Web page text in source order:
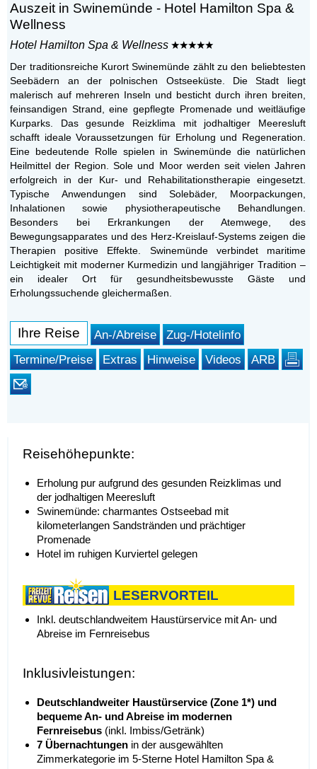
Auszeit in Swinemünde - Hotel Hamilton Spa &
Wellness
Hotel Hamilton Spa & Wellness
Der traditionsreiche Kurort Swinemünde zählt zu den beliebtesten
Seebädern an der polnischen Ostseeküste. Die Stadt liegt
malerisch auf mehreren Inseln und besticht durch ihren breiten,
feinsandigen Strand, eine gepflegte Promenade und weitläufige
Kurparks. Das gesunde Reizklima mit jodhaltiger Meeresluft
schafft ideale Voraussetzungen für Erholung und Regeneration.
Eine bedeutende Rolle spielen in Swinemünde die natürlichen
Heilmittel der Region. Sole und Moor werden seit vielen Jahren
erfolgreich in der Kur- und Rehabilitationstherapie eingesetzt.
Typische Anwendungen sind Solebäder, Moorpackungen,
Inhalationen sowie physiotherapeutische Behandlungen.
Besonders bei Erkrankungen der Atemwege, des
Bewegungsapparates und des Herz-Kreislauf-Systems zeigen die
Therapien positive Effekte. Swinemünde verbindet maritime
Leichtigkeit mit moderner Kurmedizin und langjähriger Tradition –
ein idealer Ort für gesundheitsbewusste Gäste und
Erholungssuchende gleichermaßen.
Ihre Reise An-/Abreise
Zug-/Hotelinfo
Termine/Preise
Extras Hinweise Videos ARB
Reisehöhepunkte:
Erholung pur aufgrund des gesunden Reizklimas und
der jodhaltigen Meeresluft
Swinemünde: charmantes Ostseebad mit
kilometerlangen Sandstränden und prächtiger
Promenade
Hotel im ruhigen Kurviertel gelegen
LESERVORTEIL
Inkl. deutschlandweitem Haustürservice mit An- und
Abreise im Fernreisebus
Inklusivleistungen:
Deutschlandweiter Haustürservice (Zone 1*) und
bequeme An- und Abreise im modernen
Fernreisebus (inkl. Imbiss/Getränk)
7 Übernachtungen in der ausgewählten
Zimmerkategorie im 5-Sterne Hotel Hamilton Spa &